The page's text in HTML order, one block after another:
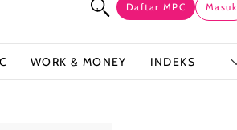
Daftar MPC Masuk
WORK & MONEY INDEKS